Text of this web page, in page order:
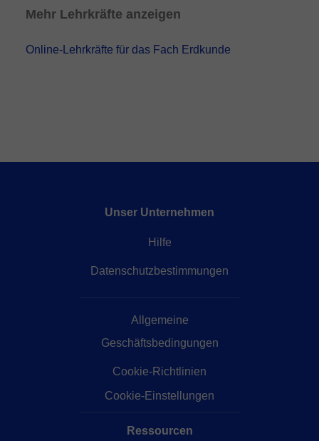
Mehr Lehrkräfte anzeigen
Online-Lehrkräfte für das Fach Erdkunde
Unser Unternehmen
Hilfe
Datenschutzbestimmungen
Allgemeine
Geschäftsbedingungen
Cookie-Richtlinien
Cookie-Einstellungen
Ressourcen